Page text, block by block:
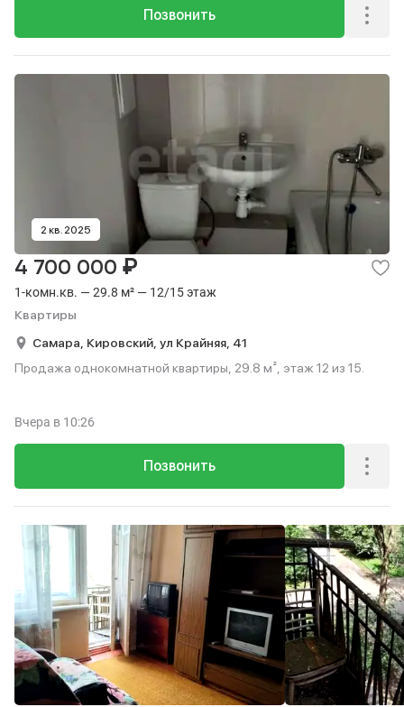
Позвонить
2 кв. 2025
1-комн.кв. — 29.8 м² — 12/15 этаж
Квартиры
4 700 000 ₽
Самара, Кировский, ул Крайняя, 41
Продажа однокомнатной квартиры, 29.8 м², этаж 12 из 15.
Позвонить
Вчера в 10:26